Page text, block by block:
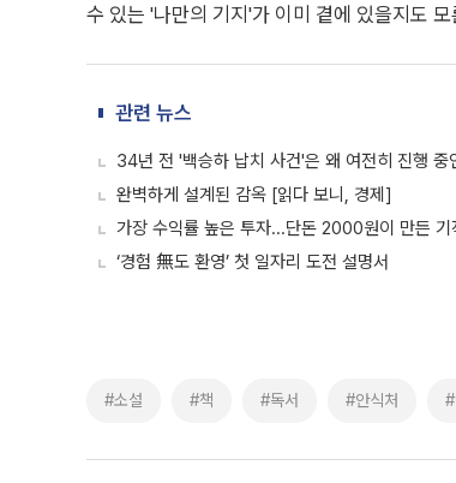
수 있는 '나만의 기지'가 이미 곁에 있을지도 모
관련 뉴스
34년 전 '백승하 납치 사건'은 왜 여전히 진행 중
완벽하게 설계된 감옥 [읽다 보니, 경제]
가장 수익률 높은 투자...단돈 2000원이 만든
‘경험 無도 환영’ 첫 일자리 도전 설명서
#소설 #책 #독서 #안식처